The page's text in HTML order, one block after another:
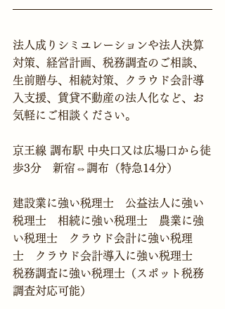
法人成りシミユレーションや法人決算
対策、経営計画、税務調査のご相談、
生前贈与、相続対策、クラウド会計導
入支援、賃貸不動産の法人化など、お
気軽にご相談ください。
京王線 調布駅 中央口又は広場口から徒
歩3分　新宿⇔調布（特急14分）
建設業に強い税理士　公益法人に強い
税理士　相続に強い税理士　農業に強
い税理士　クラウド会計に強い税理
士　クラウド会計導入に強い税理士
税務調査に強い税理士（スポット税務
調査対応可能）